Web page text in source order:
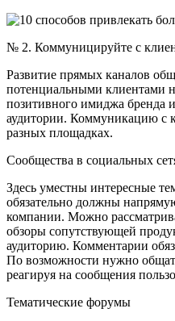
№ 2. Коммуницируйте с
Развитие прямых каналов
потенциальными клиентами
позитивного имиджа бренда
аудитории. Коммуникацию с
разных площадках.
Сообщества в социальных
Здесь уместны интересные
обязательно должны
компании. Можно
обзоры сопутствующей
аудиторию. Комментарии
По возможности нужно
реагируя на сообщения
Тематические форумы